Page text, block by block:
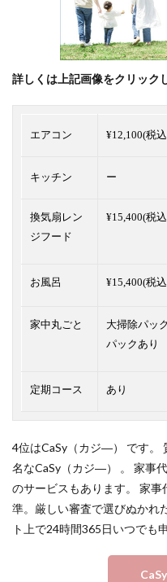
詳しくは上記画像をクリック
エアコン ¥12,100(税
キッチン ー
換気扇レン
ジフード
¥15,400(税
お風呂 ¥15,400(税
家中丸ごと
大掃除パッ
パックあり
定期コース あり
4位はCaSy（カジ―） です。
名なCaSy（カジ―） 。 家事
のサービスもあります。 家
準。厳しい審査で選びぬかれ
ト上で24時間365日いつでも